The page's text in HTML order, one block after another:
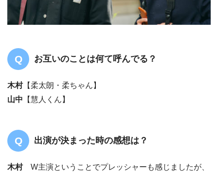
お互いのことは何て呼んでる？
木村【柔太朗・柔ちゃん】
山中 【慧人くん】
出演が決まった時の感想は？
木村W主演ということでプレッシャーも感じましたが、